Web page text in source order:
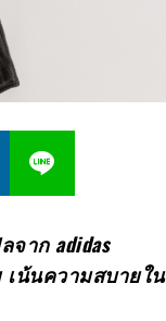
ลจากadidas
เน้นความสบายใน